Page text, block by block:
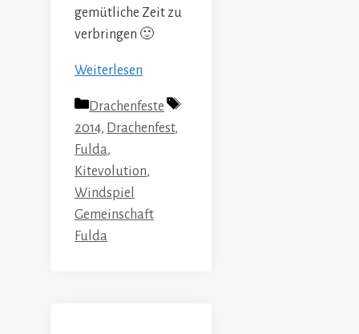
gemütliche Zeit zu
verbringen 🙂
Weiterlesen
Kategorien
Drachenfeste
Schlagwörter
2014, Drachenfest,
Fulda,
Kitevolution,
Windspiel
Gemeinschaft
Fulda